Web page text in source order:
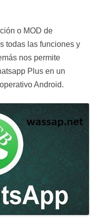
o MOD de
todas las funciones y
nos permite
Plus en un
Android.